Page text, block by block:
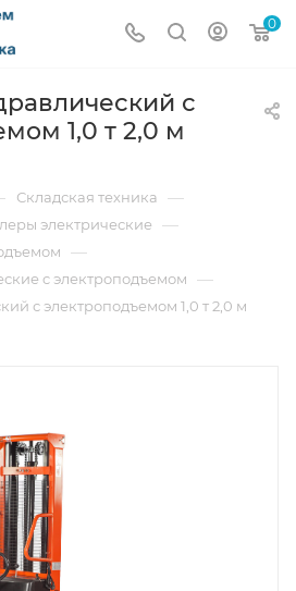
0
с
1,0 т 2,0 м
Складская техника —
электрические —
—
c электроподъемом —
с электроподъемом 1,0 т 2,0 м